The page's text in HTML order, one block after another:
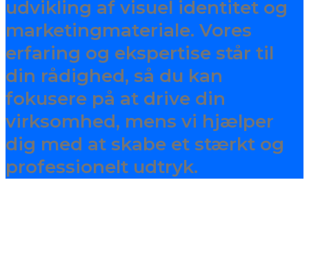
udvikling af visuel identitet og
marketingmateriale. Vores
erfaring og ekspertise står til
din rådighed, så du kan
fokusere på at drive din
virksomhed, mens vi hjælper
dig med at skabe et stærkt og
professionelt udtryk.